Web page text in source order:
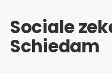
Sociale
Schiedam